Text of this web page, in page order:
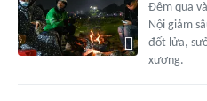
Đêm qua
Nội giảm
đốt lửa,
xương.